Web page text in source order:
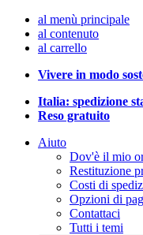
al menù principale
al contenuto
al carrello
Vivere in modo
Italia: spedizione
Reso gratuito
Aiuto
Dov'è il mio
Restituzione
Costi di
Opzioni di
Contattaci
Tutti i temi